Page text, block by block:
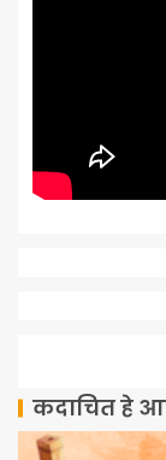
कदाचित हे